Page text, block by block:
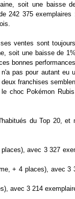
soit une baisse
242 375
ventes sont
soit une baisse de
bonnes
pas pour autant eu
franchises
choc Pokémon
du Top 20, et
avec 3 327
+ 4 places), avec 3
avec 3 214